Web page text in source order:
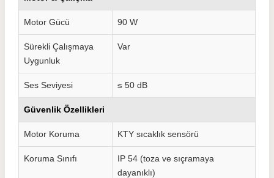
Motor Gücü 90 W
Sürekli Çalışmaya
Uygunluk
Var
Ses Seviyesi ≤ 50 dB
Güvenlik Özellikleri
Motor Koruma KTY sıcaklık sensörü
Koruma Sınıfı
IP 54 (toza ve sıçramaya
dayanıklı)